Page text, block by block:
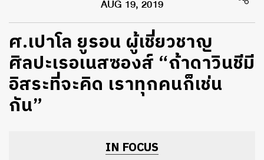
AUG 19, 2019
ศ.เปาโล ยูรอน ผู้เชี่ยวชาญ
ศิลปะเรอเนสซองส์ “ถ้าดาวินชีมี
อิสระที่จะคิด เราทุกคนก็เช่น
กัน”
IN FOCUS